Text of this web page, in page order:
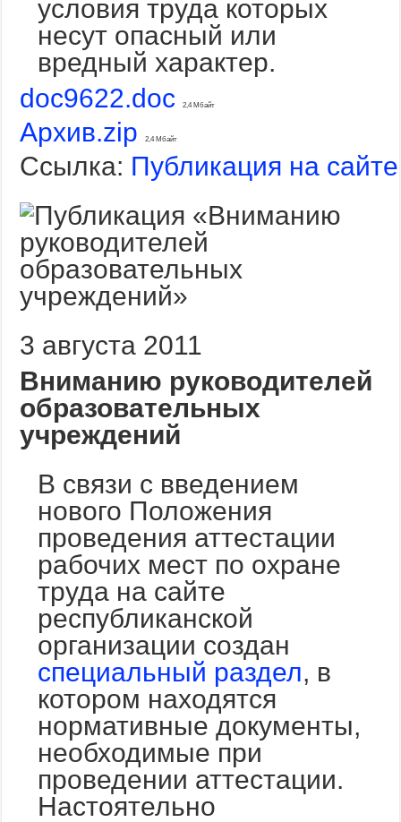
условия труда которых
несут опасный или
вредный характер.
doc9622.doc
2,4 Мбайт
Архив.zip 2,4 Мбайт
Ссылка: Публикация на сайте
3 августа 2011
Вниманию руководителей
образовательных
учреждений
В связи с введением
нового Положения
проведения аттестации
рабочих мест по охране
труда на сайте
республиканской
организации создан
специальный раздел, в
котором находятся
нормативные документы,
необходимые при
проведении аттестации.
Настоятельно